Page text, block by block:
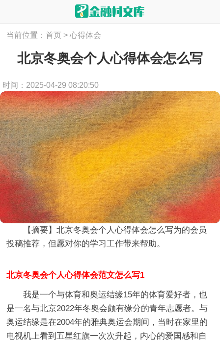
当前位置：首页 > 心得体会
北京冬奥会个人心得体会怎么写
时间：2025-04-29 08:20:50
【摘要】北京冬奥会个人心得体会怎么写为的会员
投稿推荐，但愿对你的学习工作带来帮助。
北京冬奥会个人心得体会范文怎么写1
我是一个与体育和奥运结缘15年的体育爱好者，也
是一名与北京2022年冬奥会颇有缘分的青年志愿者。与
奥运结缘是在2004年的雅典奥运会期间，当时在家里的
电视机上看到五星红旗一次次升起，内心的爱国感和自